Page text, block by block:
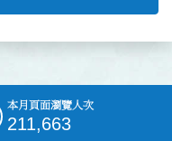
本月頁面瀏覽人次
211,663